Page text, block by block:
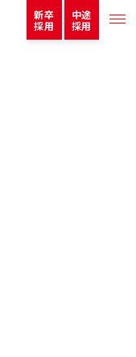
新卒
採用
中途
採用